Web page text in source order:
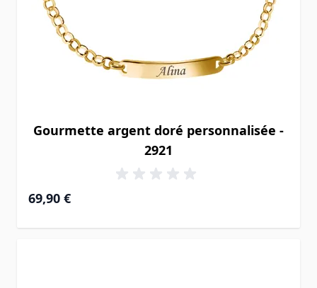
Gourmette argent doré personnalisée -
2921
69,90 €